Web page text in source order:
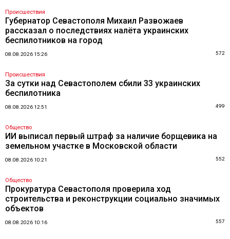
Происшествия
Губернатор Севастополя Михаил Развожаев
рассказал о последствиях налёта украинских
беспилотников на город
08.08.2026 15:26 572
Происшествия
За сутки над Севастополем сбили 33 украинских
беспилотника
08.08.2026 12:51 499
Общество
ИИ выписал первый штраф за наличие борщевика на
земельном участке в Московской области
08.08.2026 10:21 552
Общество
Прокуратура Севастополя проверила ход
строительства и реконструкции социально значимых
объектов
08.08.2026 10:16 557